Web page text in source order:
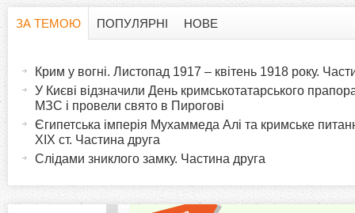
ЗА ТЕМОЮ
в
ПОПУЛЯРНІ НОВЕ
Крим у вогні. Листопад 1917 – квітень 1918 року.
У Києві відзначили День кримськотатарського
МЗС і провели свято в Пирогові
Єгипетська імперія Мухаммеда Алі та кримське
XIX ст. Частина друга
Слідами зниклого замку. Частина друга